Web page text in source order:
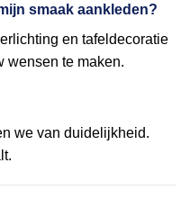
smaak aankleden?
en tafeldecoratie
wensen te maken.
we van duidelijkheid.